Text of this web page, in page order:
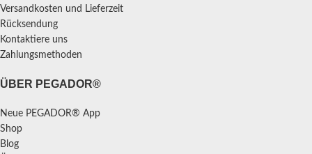
Versandkosten und Lieferzeit
Rücksendung
Kontaktiere uns
Zahlungsmethoden
ÜBER PEGADOR®
Neue PEGADOR® App
Shop
Blog